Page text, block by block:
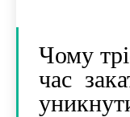
Чому
час